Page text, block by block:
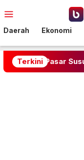
ke
Mobile
Daerah Ekonomi
Terkini
Susumbolan